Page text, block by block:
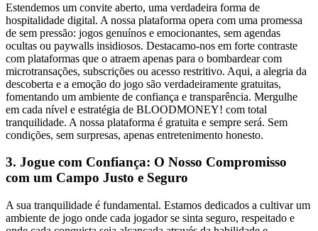
Estendemos um convite aberto, uma verdadeira forma de
hospitalidade digital. A nossa plataforma opera com uma promessa
de sem pressão: jogos genuínos e emocionantes, sem agendas
ocultas ou paywalls insidiosos. Destacamo-nos em forte contraste
com plataformas que o atraem apenas para o bombardear com
microtransações, subscrições ou acesso restritivo. Aqui, a alegria da
descoberta e a emoção do jogo são verdadeiramente gratuitas,
fomentando um ambiente de confiança e transparência. Mergulhe
em cada nível e estratégia de BLOODMONEY! com total
tranquilidade. A nossa plataforma é gratuita e sempre será. Sem
condições, sem surpresas, apenas entretenimento honesto.
3. Jogue com Confiança: O Nosso Compromisso
com um Campo Justo e Seguro
A sua tranquilidade é fundamental. Estamos dedicados a cultivar um
ambiente de jogo onde cada jogador se sinta seguro, respeitado e